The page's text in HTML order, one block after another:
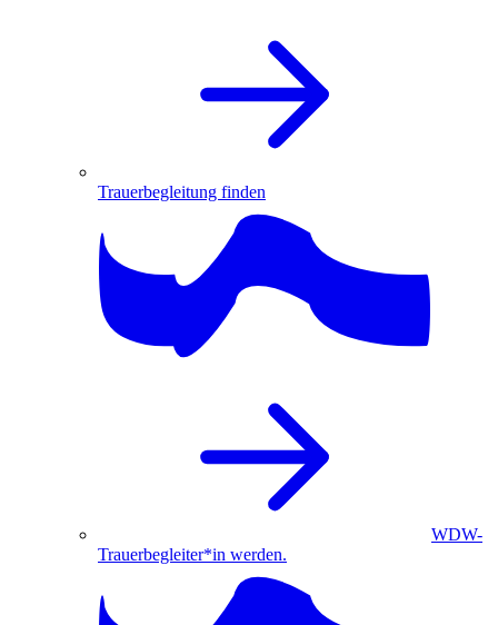
Trauerbegleitung finden
WDW-
Trauerbegleiter*in werden.